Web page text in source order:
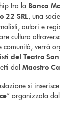
tra la Banca
22 SRL, una
autori e
cultura
comunità, verrà
del Teatro
dal Maestro
si
” organizzata dal